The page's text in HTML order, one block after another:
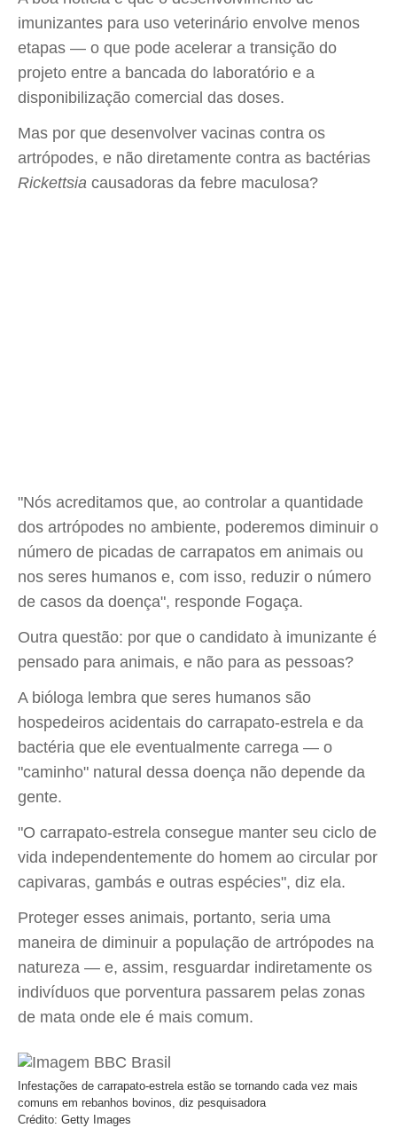
imunizantes para uso veterinário envolve menos
etapas — o que pode acelerar a transição do
projeto entre a bancada do laboratório e a
disponibilização comercial das doses.
Mas por que desenvolver vacinas contra os
artrópodes, e não diretamente contra as bactérias
Rickettsia causadoras da febre maculosa?
"Nós acreditamos que, ao controlar a quantidade
dos artrópodes no ambiente, poderemos diminuir o
número de picadas de carrapatos em animais ou
nos seres humanos e, com isso, reduzir o número
de casos da doença", responde Fogaça.
Outra questão: por que o candidato à imunizante é
pensado para animais, e não para as pessoas?
A bióloga lembra que seres humanos são
hospedeiros acidentais do carrapato-estrela e da
bactéria que ele eventualmente carrega — o
"caminho" natural dessa doença não depende da
gente.
"O carrapato-estrela consegue manter seu ciclo de
vida independentemente do homem ao circular por
capivaras, gambás e outras espécies", diz ela.
Proteger esses animais, portanto, seria uma
maneira de diminuir a população de artrópodes na
natureza — e, assim, resguardar indiretamente os
indivíduos que porventura passarem pelas zonas
de mata onde ele é mais comum.
Infestações de carrapato-estrela estão se tornando cada vez mais
comuns em rebanhos bovinos, diz pesquisadora
Crédito: Getty Images